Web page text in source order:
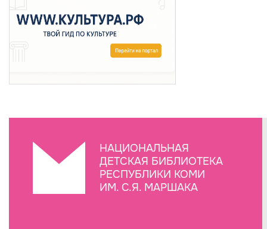
НАЦИОНАЛЬНАЯ
ДЕТСКАЯ БИБЛИОТЕКА
РЕСПУБЛИКИ КОМИ
ИМ. С.Я. МАРШАКА